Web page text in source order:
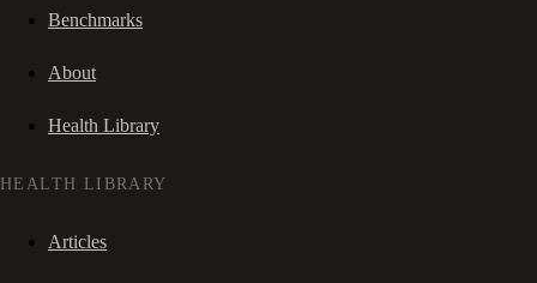
Benchmarks
About
Health Library
HEALTH LIBRARY
Articles